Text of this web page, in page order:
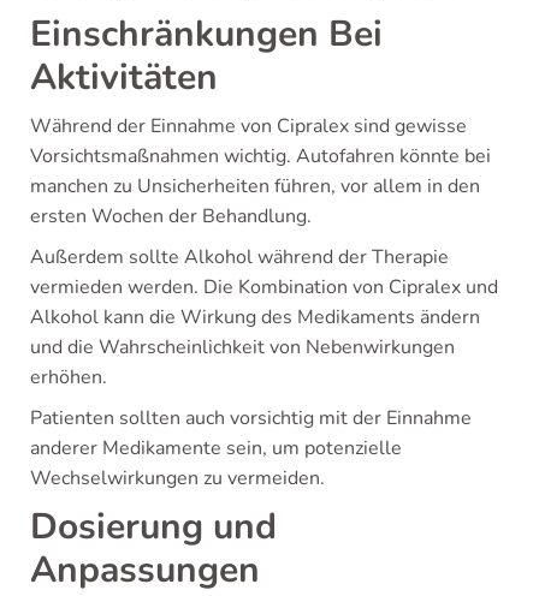
Einschränkungen Bei
Aktivitäten
Während der Einnahme von Cipralex sind gewisse
Vorsichtsmaßnahmen wichtig. Autofahren könnte bei
manchen zu Unsicherheiten führen, vor allem in den
ersten Wochen der Behandlung.
Außerdem sollte Alkohol während der Therapie
vermieden werden. Die Kombination von Cipralex und
Alkohol kann die Wirkung des Medikaments ändern
und die Wahrscheinlichkeit von Nebenwirkungen
erhöhen.
Patienten sollten auch vorsichtig mit der Einnahme
anderer Medikamente sein, um potenzielle
Wechselwirkungen zu vermeiden.
Dosierung und
Anpassungen